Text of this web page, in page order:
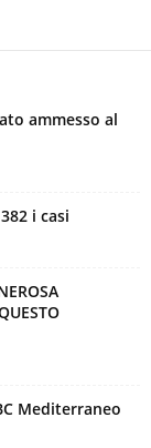
ammesso al
i casi
Mediterraneo